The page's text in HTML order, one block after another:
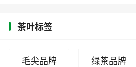
茶叶标签
毛尖品牌 绿茶品牌